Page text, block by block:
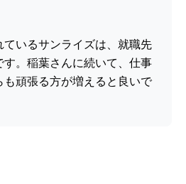
ているサンライズは、就職先
す。稲葉さんに続いて、仕事
も頑張る方が増えると良いで